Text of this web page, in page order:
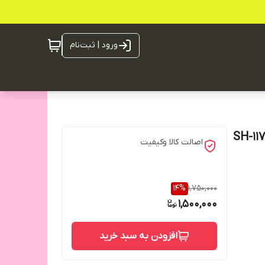
ورود | ثبت‌نام
اصالت کالا وکیفیت
1,750,000
14%
1,500,000
افزودن به سبد خرید